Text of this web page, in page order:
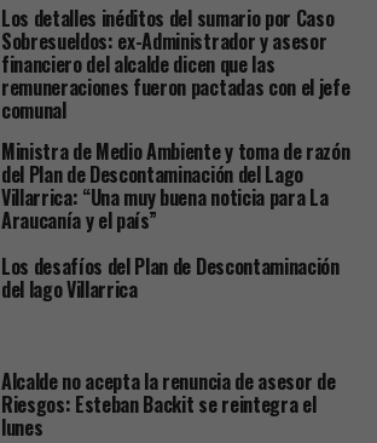
Los detalles inéditos del sumario por Caso
Sobresueldos: ex-Administrador y asesor
financiero del alcalde dicen que las
remuneraciones fueron pactadas con el jefe
comunal
Ministra de Medio Ambiente y toma de razón
del Plan de Descontaminación del Lago
Villarrica: “Una muy buena noticia para La
Araucanía y el país”
Los desafíos del Plan de Descontaminación
del lago Villarrica
Alcalde no acepta la renuncia de asesor de
Riesgos: Esteban Backit se reintegra el
lunes